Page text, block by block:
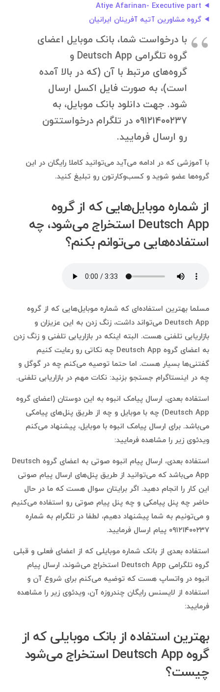
Atiye Afarinan- Executive part
گروه مشاورین آتیه آفرینان ایرانیان
با درخواست شما، بانک موبایل اعضای
گروه تلگرامی Deutsch App و
گروه‌های مرتبط با آن (که در بالا آمده
است)، به صورت فایل اکسل ارسال
شود. جهت دانلود بانک موبایل، به
۰۹۱۲۱۴۰۰۲۳۷ در تلگرام درخواستتون
رو ارسال فرمایید.
با آموزشی که در ادامه می‌آید می‌توانید کاملا رایگان در این
گروه‌ها عضو شوید و کسب‌وکارتون رو تبلیغ کنید.
از شماره موبایل‌هایی که از گروه
Deutsch App استخراج می‌شود، چه
استفاده‌هایی می‌توانم بکنم؟
مسلما بهترین استفاده‌ای که شماره موبایل‌هایی که از گروه
Deutsch App می‌تواند داشت، زنگ زدن به این عزیزان و
بازاریابی تلفنی هست. البته اینکه در بازاریابی تلفنی و زنگ زدن
به اعضای گروه Deutsch App چه نکاتی رو رعایت کنیم
گفتنی‌ها بسیار هست. اما حتما توصیه می‌کنم چه در گوگل و
چه در اینستاگرام جستجو بزنید: نکات مهم در بازاریابی تلفنی.
استفاده بعدی، ارسال پیامک انبوه به این دوستان (اعضای گروه
Deutsch App) چه با موبایل و چه از طریق پنل‌های پیامکی
می‌باشد. برای ارسال پیامک انبوه با موبایل، پیشنهاد می‌کنم
ویدئوی زیر را مشاهده فرمایید:
استفاده بعدی، ارسال پیام انبوه صوتی به اعضای گروه Deutsch
App می‌باشد که می‌توانید از طریق پنل‌های ارسال پیام صوتی
این کار را انجام دهید. اگر برایتان سوال هست که ما در حال
حاضر چه پنل پیامکی و چه پنل پیام صوتی رو استفاده می‌کنیم
و می‌تونیم به شما پیشنهاد دهیم، لطفا در تلگرام به شماره
۰۹۱۲۱۴۰۰۲۳۷ پیام ارسال فرمایید.
استفاده بعدی از بانک شماره موبایلی که از اعضای فعلی و قبلی
گروه تلگرامی Deutsch App استخراج می‌شوند، ارسال پیام
انبوه در واتساپ هست که توضیه می‌کنم برای شروع آن و
استفاده از لایسنس رایگان چندروزه آن، ویدئوی زیر را مشاهده
فرمایید:
بهترین استفاده‌ از بانک موبایلی که از
گروه Deutsch App استخراج می‌شود
چیست؟